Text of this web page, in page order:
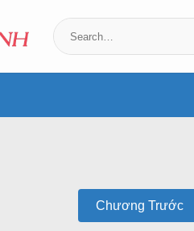
Chương Trước